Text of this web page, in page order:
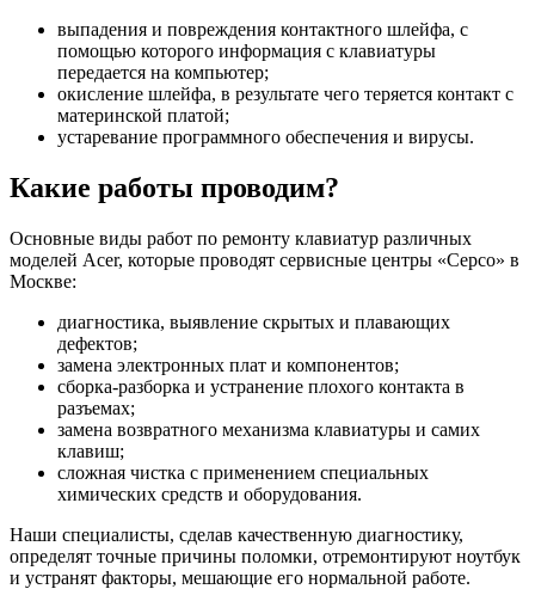
выпадения и повреждения контактного шлейфа, с
помощью которого информация с клавиатуры
передается на компьютер;
окисление шлейфа, в результате чего теряется контакт с
материнской платой;
устаревание программного обеспечения и вирусы.
Какие работы проводим?
Основные виды работ по ремонту клавиатур различных
моделей Acer, которые проводят сервисные центры «Серсо» в
Москве:
диагностика, выявление скрытых и плавающих
дефектов;
замена электронных плат и компонентов;
сборка-разборка и устранение плохого контакта в
разъемах;
замена возвратного механизма клавиатуры и самих
клавиш;
сложная чистка с применением специальных
химических средств и оборудования.
Наши специалисты, сделав качественную диагностику,
определят точные причины поломки, отремонтируют ноутбук
и устранят факторы, мешающие его нормальной работе.